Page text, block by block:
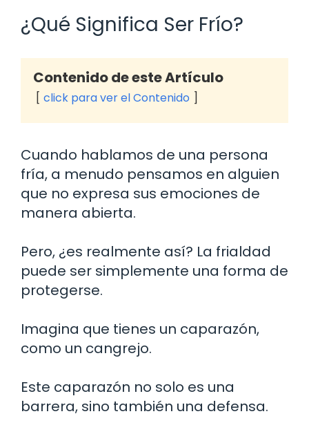
¿Qué Significa Ser Frío?
Contenido de este Artículo
click para ver el Contenido
Cuando hablamos de una persona
fría, a menudo pensamos en alguien
que no expresa sus emociones de
manera abierta.
Pero, ¿es realmente así? La frialdad
puede ser simplemente una forma de
protegerse.
Imagina que tienes un caparazón,
como un cangrejo.
Este caparazón no solo es una
barrera, sino también una defensa.